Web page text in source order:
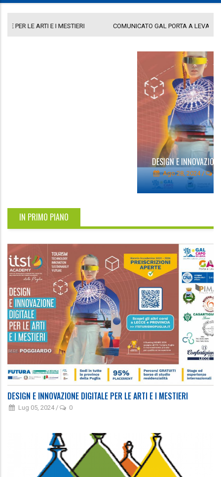
COMUNICATO GAL PORTA A LEVANTE
DESIGN E INNOVAZIONE DIGITALE PER LE ARTI E I MESTIERI
IN PRIMO PIANO
DESIGN E INNOVAZIONE DIGITALE PER LE ARTI E I MESTIERI
Lug 05, 2024 / 0